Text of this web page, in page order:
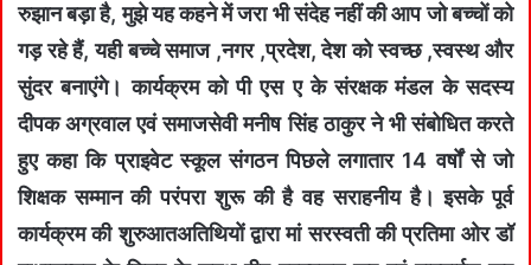
रुझान बड़ा है, मुझे यह कहने में जरा भी संदेह नहीं की आप जो बच्चों को
गड़ रहे हैं, यही बच्चे समाज ,नगर ,प्रदेश, देश को स्वच्छ ,स्वस्थ और
सुंदर बनाएंगे। कार्यक्रम को पी एस ए के संरक्षक मंडल के सदस्य
दीपक अग्रवाल एवं समाजसेवी मनीष सिंह ठाकुर ने भी संबोधित करते
हुए कहा कि प्राइवेट स्कूल संगठन पिछले लगातार 14 वर्षों से जो
शिक्षक सम्मान की परंपरा शुरू की है वह सराहनीय है। इसके पूर्व
कार्यक्रम की शुरुआतअतिथियों द्वारा मां सरस्वती की प्रतिमा ओर डॉ